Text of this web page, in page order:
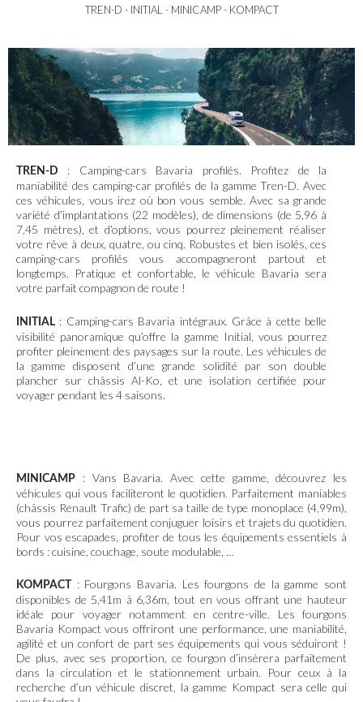
TREN-D - INITIAL - MINICAMP - KOMPACT
TREN-D
: Camping-cars Bavaria profilés. Profitez de la
maniabilité des camping-car profilés de la gamme Tren-D. Avec
ces véhicules, vous irez où bon vous semble. Avec sa grande
variété d’implantations (22 modèles), de dimensions (de 5,96 à
7,45 mètres), et d’options, vous pourrez pleinement réaliser
votre rêve à deux, quatre, ou cinq. Robustes et bien isolés, ces
camping-cars profilés vous accompagneront partout et
longtemps. Pratique et confortable, le véhicule Bavaria sera
votre parfait compagnon de route !
INITIAL : Camping-cars Bavaria intégraux. Grâce à cette belle
visibilité panoramique qu’offre la gamme Initial, vous pourrez
profiter pleinement des paysages sur la route. Les véhicules de
la gamme disposent d’une grande solidité par son double
plancher sur châssis Al-Ko, et une isolation certifiée pour
voyager pendant les 4 saisons.
MINICAMP
: Vans Bavaria. Avec cette gamme, découvrez les
véhicules qui vous faciliteront le quotidien. Parfaitement maniables
(châssis Renault Trafic) de part sa taille de type monoplace (4,99m),
vous pourrez parfaitement conjuguer loisirs et trajets du quotidien.
Pour vos escapades, profiter de tous les équipements essentiels à
bords : cuisine, couchage, soute modulable, …
KOMPACT : Fourgons Bavaria. Les fourgons de la gamme sont
disponibles de 5,41m à 6,36m, tout en vous offrant une hauteur
idéale pour voyager notamment en centre-ville. Les fourgons
Bavaria Kompact vous offriront une performance, une maniabilité,
agilité et un confort de part ses équipements qui vous séduiront !
De plus, avec ses proportion, ce fourgon d’insèrera parfaitement
dans la circulation et le stationnement urbain. Pour ceux à la
recherche d’un véhicule discret, la gamme Kompact sera celle qui